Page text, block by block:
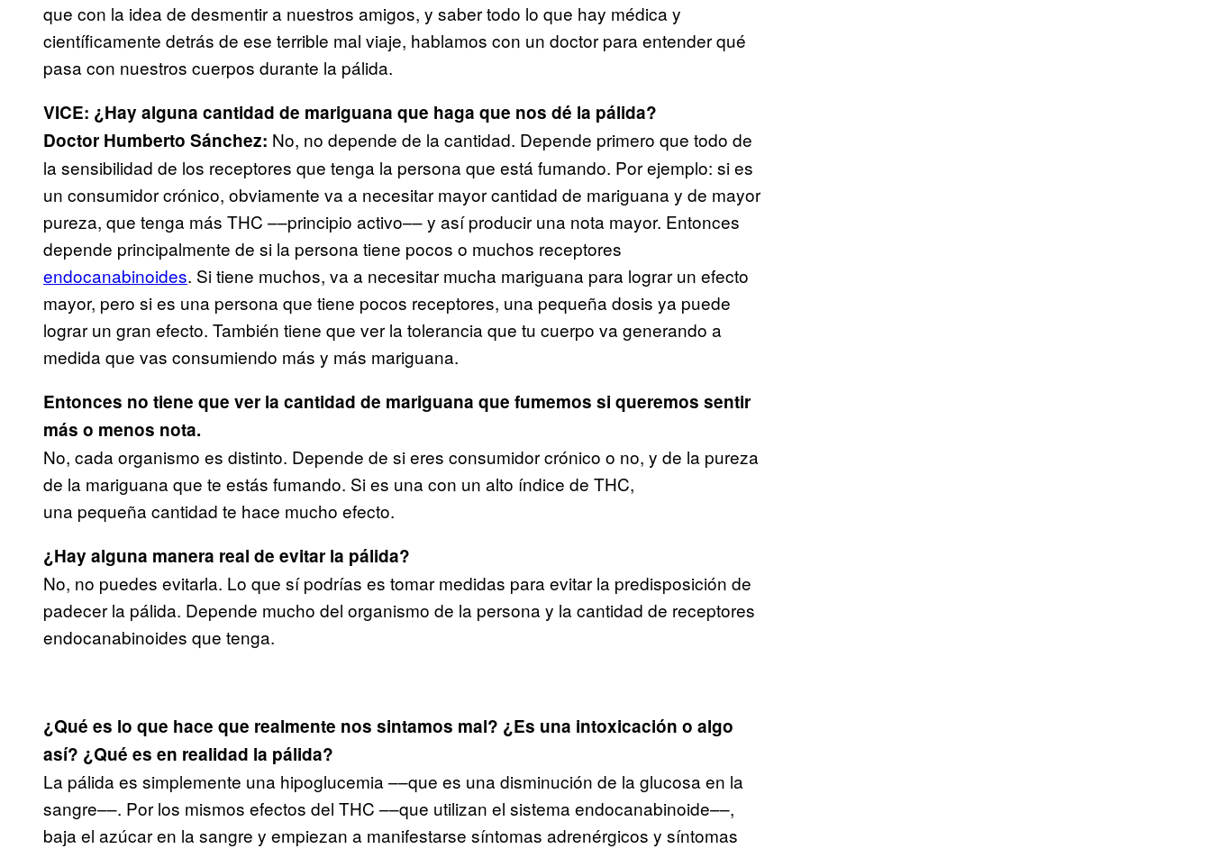
que con la idea de desmentir a nuestros amigos, y saber todo lo que hay médica y
científicamente detrás de ese terrible mal viaje, hablamos con un doctor para entender qué
pasa con nuestros cuerpos durante la pálida.
VICE: ¿Hay alguna cantidad de mariguana que haga que nos dé la pálida?
Doctor Humberto Sánchez: No, no depende de la cantidad. Depende primero que todo de
la sensibilidad de los receptores que tenga la persona que está fumando. Por ejemplo: si es
un consumidor crónico, obviamente va a necesitar mayor cantidad de mariguana y de mayor
pureza, que tenga más THC ––principio activo–– y así producir una nota mayor. Entonces
depende principalmente de si la persona tiene pocos o muchos receptores
endocanabinoides. Si tiene muchos, va a necesitar mucha mariguana para lograr un efecto
mayor, pero si es una persona que tiene pocos receptores, una pequeña dosis ya puede
lograr un gran efecto. También tiene que ver la tolerancia que tu cuerpo va generando a
medida que vas consumiendo más y más mariguana.
Entonces no tiene que ver la cantidad de mariguana que fumemos si queremos sentir
más o menos nota.
No, cada organismo es distinto. Depende de si eres consumidor crónico o no, y de la pureza
de la mariguana que te estás fumando. Si es una con un alto índice de THC,
una pequeña cantidad te hace mucho efecto.
¿Hay alguna manera real de evitar la pálida?
No, no puedes evitarla. Lo que sí podrías es tomar medidas para evitar la predisposición de
padecer la pálida. Depende mucho del organismo de la persona y la cantidad de receptores
endocanabinoides que tenga.
¿Qué es lo que hace que realmente nos sintamos mal? ¿Es una intoxicación o algo
así? ¿Qué es en realidad la pálida?
La pálida es simplemente una hipoglucemia ––que es una disminución de la glucosa en la
sangre––. Por los mismos efectos del THC ––que utilizan el sistema endocanabinoide––,
baja el azúcar en la sangre y empiezan a manifestarse síntomas adrenérgicos y síntomas